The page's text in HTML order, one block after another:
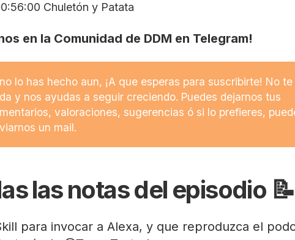
Chuletón y Patata
en la Comunidad de DDM en Telegram!
lo has hecho aun, ¡A que esperas para suscribirte! No
y nos ayudas a seguir creciendo. Puedes dejarnos tus
valoraciones, sugerencias ó si lo prefieres,
un mail.
las notas del episodio 📝
para invocar a Alexa, y que reproduzca el